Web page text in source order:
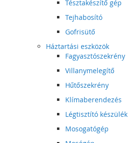
Tésztakészítő gép
Tejhabosító
Gofrisütő
Háztartási eszközök
Fagyasztószekrény
Villanymelegítő
Hűtőszekrény
Klímaberendezés
Légtisztító készülék
Mosogatógép